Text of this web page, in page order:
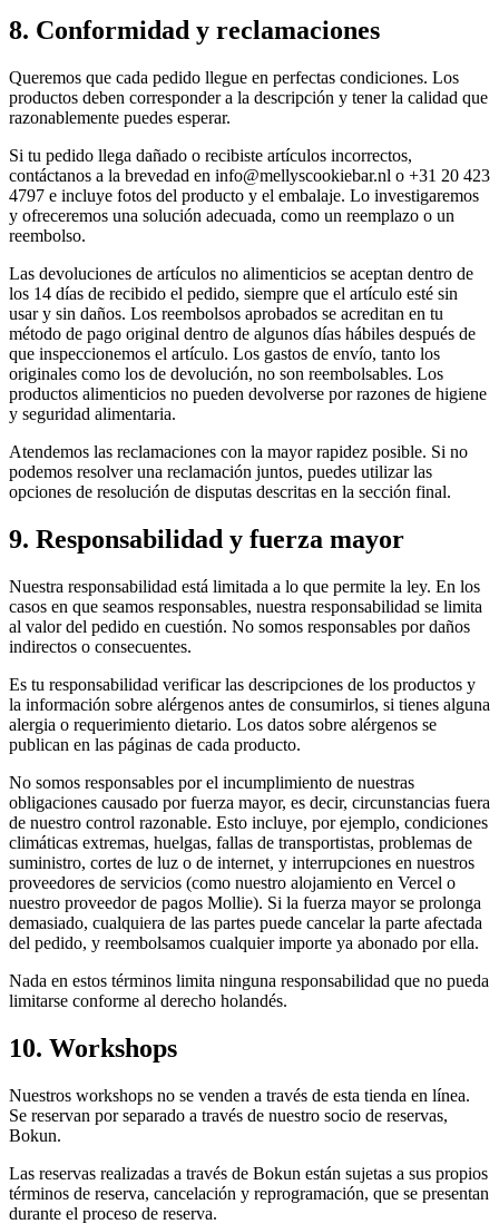
8. Conformidad y reclamaciones
Queremos que cada pedido llegue en perfectas condiciones. Los
productos deben corresponder a la descripción y tener la calidad que
razonablemente puedes esperar.
Si tu pedido llega dañado o recibiste artículos incorrectos,
contáctanos a la brevedad en info@mellyscookiebar.nl o +31 20 423
4797 e incluye fotos del producto y el embalaje. Lo investigaremos
y ofreceremos una solución adecuada, como un reemplazo o un
reembolso.
Las devoluciones de artículos no alimenticios se aceptan dentro de
los 14 días de recibido el pedido, siempre que el artículo esté sin
usar y sin daños. Los reembolsos aprobados se acreditan en tu
método de pago original dentro de algunos días hábiles después de
que inspeccionemos el artículo. Los gastos de envío, tanto los
originales como los de devolución, no son reembolsables. Los
productos alimenticios no pueden devolverse por razones de higiene
y seguridad alimentaria.
Atendemos las reclamaciones con la mayor rapidez posible. Si no
podemos resolver una reclamación juntos, puedes utilizar las
opciones de resolución de disputas descritas en la sección final.
9. Responsabilidad y fuerza mayor
Nuestra responsabilidad está limitada a lo que permite la ley. En los
casos en que seamos responsables, nuestra responsabilidad se limita
al valor del pedido en cuestión. No somos responsables por daños
indirectos o consecuentes.
Es tu responsabilidad verificar las descripciones de los productos y
la información sobre alérgenos antes de consumirlos, si tienes alguna
alergia o requerimiento dietario. Los datos sobre alérgenos se
publican en las páginas de cada producto.
No somos responsables por el incumplimiento de nuestras
obligaciones causado por fuerza mayor, es decir, circunstancias fuera
de nuestro control razonable. Esto incluye, por ejemplo, condiciones
climáticas extremas, huelgas, fallas de transportistas, problemas de
suministro, cortes de luz o de internet, y interrupciones en nuestros
proveedores de servicios (como nuestro alojamiento en Vercel o
nuestro proveedor de pagos Mollie). Si la fuerza mayor se prolonga
demasiado, cualquiera de las partes puede cancelar la parte afectada
del pedido, y reembolsamos cualquier importe ya abonado por ella.
Nada en estos términos limita ninguna responsabilidad que no pueda
limitarse conforme al derecho holandés.
10. Workshops
Nuestros workshops no se venden a través de esta tienda en línea.
Se reservan por separado a través de nuestro socio de reservas,
Bokun.
Las reservas realizadas a través de Bokun están sujetas a sus propios
términos de reserva, cancelación y reprogramación, que se presentan
durante el proceso de reserva.